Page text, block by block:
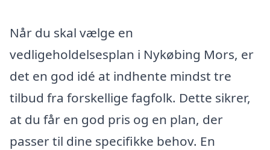
Når du skal vælge en
vedligeholdelsesplan i Nykøbing Mors, er
det en god idé at indhente mindst tre
tilbud fra forskellige fagfolk. Dette sikrer,
at du får en god pris og en plan, der
passer til dine specifikke behov. En